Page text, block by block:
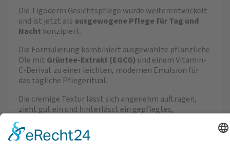
Die Tigoderm Gesichtspflege wurde weiterentwickelt
und ist jetzt als ausgewogene Pflege für Tag und
Nacht konzipiert.
Die Formulierung kombiniert ausgewählte pflanzliche
Öle mit Grüntee-Extrakt (EGCG) und einem Vitamin-
C-Derivat zu einer leichten, modernen Emulsion für
das tägliche Pflegeritual.
Die cremige Textur lässt sich angenehm auftragen,
zieht gut ein und hinterlässt ein gepflegtes,
Auch als Grundlage unter Make-up geeignet.